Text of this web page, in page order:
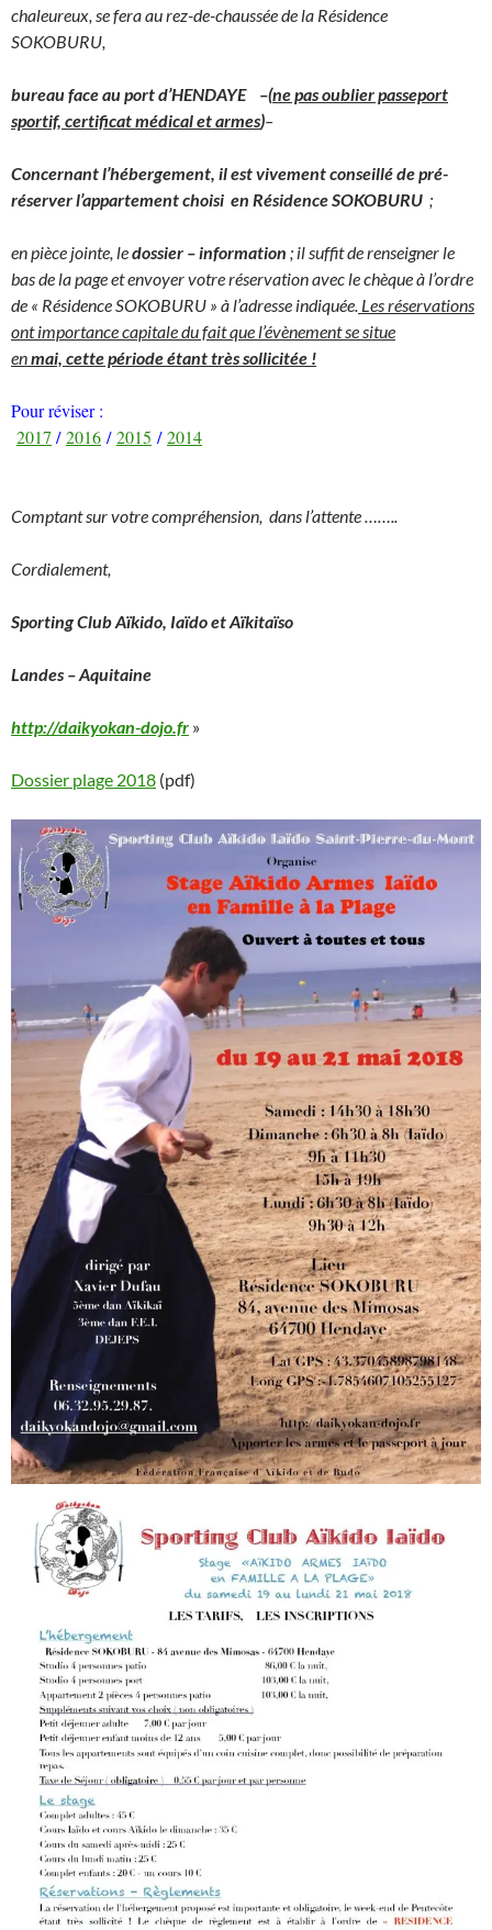
chaleureux, se fera au rez-de-chaussée de la Résidence
SOKOBURU,
bureau face au port d’HENDAYE –(ne pas oublier passeport
sportif, certificat médical et armes)–
Concernant l’hébergement, il est vivement conseillé de pré-
réserver l’appartement choisi en Résidence SOKOBURU ;
en pièce jointe, ledossier – information ; il suffit de renseigner le
bas de la page et envoyer votre réservation avec le chèque à l’ordre
de « Résidence SOKOBURU » à l’adresse indiquée. Les réservations
ont importance capitale du fait que l’évènement se situe
enmai, cette période étant très sollicitée !
Pour réviser :
2017 ​ /2016 /2015 /2014
Comptant sur votre compréhension, dans l’attente ……..
Cordialement,
Sporting Club Aïkido, Iaïdo et Aïkitaïso
Landes – Aquitaine
http://daikyokan-dojo.fr »
Dossier plage 2018 (pdf)